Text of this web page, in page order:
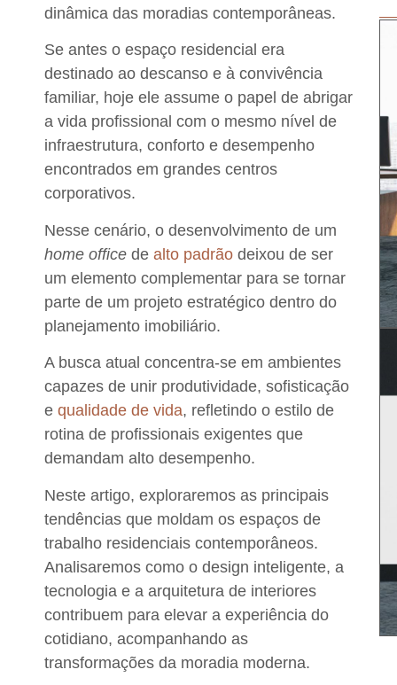
dinâmica das moradias contemporâneas.
Se antes o espaço residencial era
destinado ao descanso e à convivência
familiar, hoje ele assume o papel de abrigar
a vida profissional com o mesmo nível de
infraestrutura, conforto e desempenho
encontrados em grandes centros
corporativos.
Nesse cenário, o desenvolvimento de um
home office de alto padrão deixou de ser
um elemento complementar para se tornar
parte de um projeto estratégico dentro do
planejamento imobiliário.
A busca atual concentra-se em ambientes
capazes de unir produtividade, sofisticação
e qualidade de vida, refletindo o estilo de
rotina de profissionais exigentes que
demandam alto desempenho.
Neste artigo, exploraremos as principais
tendências que moldam os espaços de
trabalho residenciais contemporâneos.
Analisaremos como o design inteligente, a
tecnologia e a arquitetura de interiores
contribuem para elevar a experiência do
cotidiano, acompanhando as
transformações da moradia moderna.